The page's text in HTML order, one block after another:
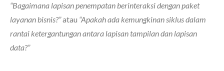
“Bagaimana lapisan penempatan berinteraksi dengan paket
layanan bisnis?”atau “Apakah ada kemungkinan siklus dalam
rantai ketergantungan antara lapisan tampilan dan lapisan
data?”